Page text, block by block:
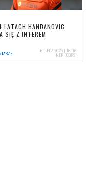
LATACH HANDANOVIC
SIĘ Z INTEREM
6 LIPCA 2026 | 18:08
NERIOCORSI